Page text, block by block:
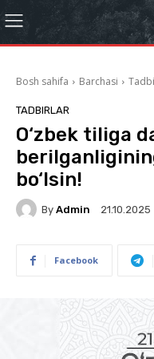
Bosh sahifa Barchasi
TADBIRLAR
O‘zbek tiliga
bo‘lsin!
By Admin 21.10.2025
Facebook